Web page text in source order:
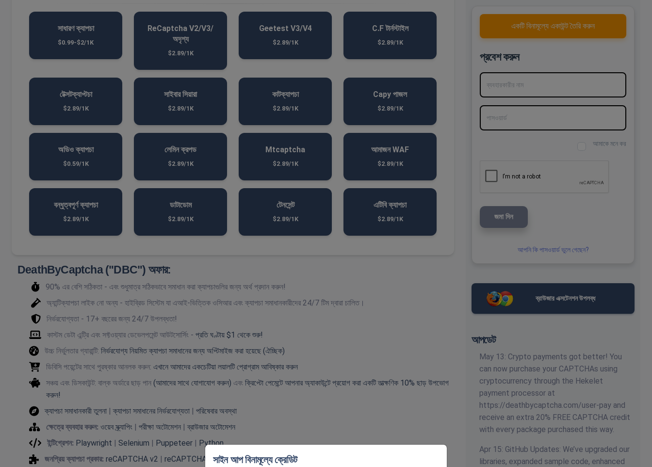
সাধারণ ক্যাপচা
$0.99-$2/1K
ReCaptcha V2/V3/
অদৃশ্য
$2.89/1K
Geetest V3/V4
$2.89/1K
C.F টার্নস্টাইল
$2.89/1K
টেক্সটক্যাপ্টচা
$2.89/1K
সাইবার সিয়ারা
$2.89/1K
কাটক্যাপচা
$2.89/1K
Capy পাজল
$2.89/1K
অডিও ক্যাপচা
$0.59/1K
লেমিন ক্রপড
$2.89/1K
Mtcaptcha
$2.89/1K
আমাজন WAF
$2.89/1K
বন্ধুত্বপূর্ণ ক্যাপচা
$2.89/1K
ডাটাডোম
$2.89/1K
টেনসেন্ট
$2.89/1K
এটিবি ক্যাপচা
$2.89/1K
DeathByCaptcha ("DBC") অফার:
90% এর বেশি সঠিকতা - এবং শুধুমাত্র সঠিকভাবে সমাধান করা ক্যাপচাগুলির জন্য অর্থ প্রদান করুন!
অ্যান্টিক্যাপচা লাইক নো অন্য - হাইব্রিড সিস্টেম যা এআই-ভিত্তিক ওসিআর এবং ক্যাপচা সমাধানকারীদের 24/7 টিম দ্বারা চালিত।
নির্ভরযোগ্যতা - 17+ বছরের জন্য 24/7 উপলব্ধতা!
কাস্টম ডেটা এন্ট্রি এবং সফ্টওয়্যার ডেভেলপমেন্ট আউটসোর্সিং - প্রতি ঘণ্টায় $1 থেকে শুরু!
উচ্চ নির্ভুলতার গ্যারান্টি: নির্ভরযোগ্য নিয়মিত ক্যাপচা সমাধানের জন্য অপ্টিমাইজ করা হয়েছে (ঐচ্ছিক)
ডিবিসি পয়েন্টের সাথে পুরষ্কার আনলক করুন: এখানে আমাদের একচেটিয়া লয়ালটি প্রোগ্রাম আবিষ্কার করুন
সঞ্চয় এবং ডিসকাউন্ট: বাল্ক অর্ডারে ছাড় পান (আমাদের সাথে যোগাযোগ করুন) এবং ক্রিপ্টো পেমেন্টে আপনার অ্যাকাউন্টে প্রয়োগ করা একটি তাত্ক্ষণিক 10% ছাড় উপভোগ
করুন!
ক্যাপচা সমাধানকারী তুলনা |ক্যাপচা সমাধানের নির্ভরযোগ্যতা | পরিষেবার অবস্থা
ক্ষেত্রে ব্যবহার করুন: ওয়েব স্ক্র্যাপিং | পরীক্ষা অটোমেশন |ব্রাউজার অটোমেশন
ইন্টিগ্রেশন: Playwright | Selenium | Puppeteer | Python
জনপ্রিয় ক্যাপচা প্রকার: reCAPTCHA v2 | reCAPTCHA v3|Turnstile|GeeTest|DataDome
একটি বিনামূল্যে একাউন্ট তৈরি করুন
প্রবেশ করুন
ব্যবহারকারীর নাম
পাসওয়ার্ড
আমাকে মনে কর
জমা দিন
আপনি কি পাসওয়ার্ড ভুলে গেছেন?
ব্রাউজার এক্সটেনশন উপলব্ধ
আপডেট
May 13: Crypto payments got better! You
can now purchase your CAPTCHAs using
cryptocurrency through the Hekelet
payment processor at
https://deathbycaptcha.com/user-pay and
receive an extra 20% FREE CAPTCHA credit
with every package purchased this way.
Apr 15: GitHub Updates: We’ve upgraded our
libraries, expanded sample code, enhanced
সাইন আপ বিনামূল্যে ক্রেডিট